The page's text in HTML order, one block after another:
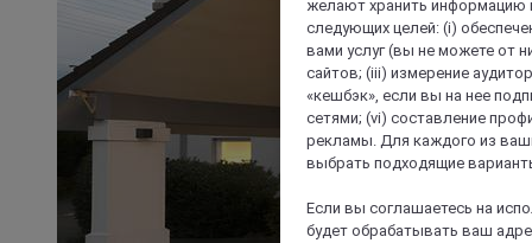
желают хранить информацию
следующих целей: (i)
вами услуг (вы не можете от
сайтов; (iii) измерение
«кешбэк», если вы на нее
сетями; (vi) составление
рекламы. Для каждого из
выбрать подходящие
Если вы соглашаетесь на
будет обрабатывать ваш